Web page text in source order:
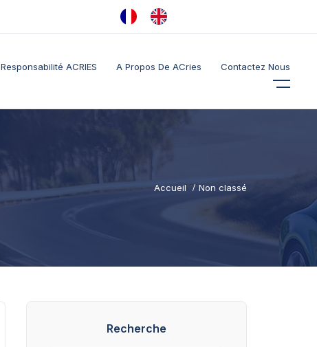
Responsabilité ACRIES A Propos De ACries Contactez Nous
Accueil Non classé
Recherche